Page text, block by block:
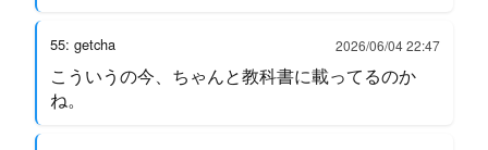
55: getcha 2026/06/04 22:47
こういうの今、ちゃんと教科書に載ってるのか
ね。